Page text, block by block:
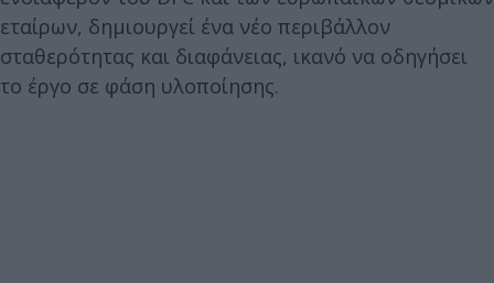
εταίρων, δημιουργεί ένα νέο περιβάλλον
σταθερότητας και διαφάνειας, ικανό να οδηγήσει
το έργο σε φάση υλοποίησης.